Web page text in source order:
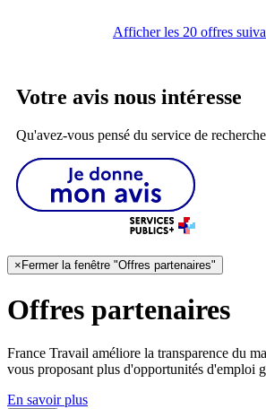
Afficher les 20 offres
Votre avis nous intéresse
Qu'avez-vous pensé du service de
×Fermer la fenêtre "Offres partenaires"
Offres partenaires
France Travail améliore la transparence du
vous proposant plus d'opportunités d'emploi
En savoir plus